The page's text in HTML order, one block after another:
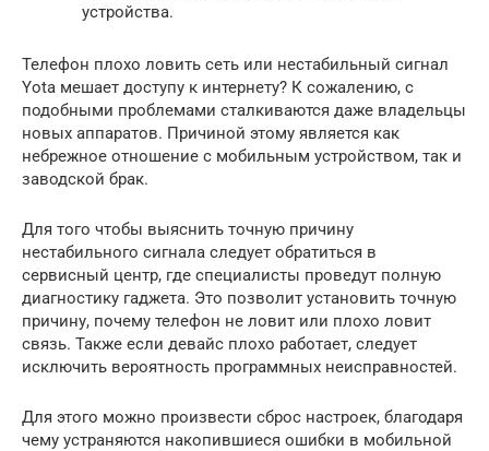
устройства.
Телефон плохо ловить сеть или нестабильный сигнал
Yota мешает доступу к интернету? К сожалению, с
подобными проблемами сталкиваются даже владельцы
новых аппаратов. Причиной этому является как
небрежное отношение с мобильным устройством, так и
заводской брак.
Для того чтобы выяснить точную причину
нестабильного сигнала следует обратиться в
сервисный центр, где специалисты проведут полную
диагностику гаджета. Это позволит установить точную
причину, почему телефон не ловит или плохо ловит
связь. Также если девайс плохо работает, следует
исключить вероятность программных неисправностей.
Для этого можно произвести сброс настроек, благодаря
чему устраняются накопившиеся ошибки в мобильной